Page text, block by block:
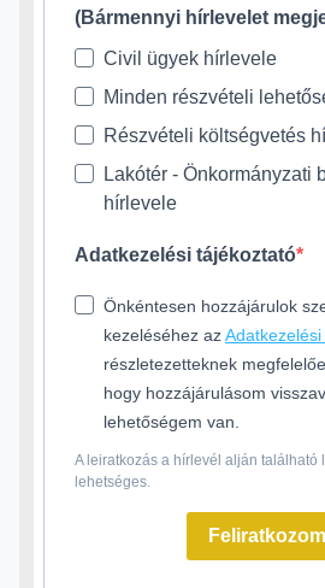
(Bármennyi hírlevelet
Civil ügyek hírlevele
Minden részvételi
Részvételi költségvetés
Lakótér - Önkormányzati
hírlevele
Adatkezelési tájékoztató
Önkéntesen hozzájárulok
kezeléséhez az
részletezetteknek
hogy hozzájárulásom
lehetőségem van.
A leiratkozás a hírlevél alján található
lehetséges.